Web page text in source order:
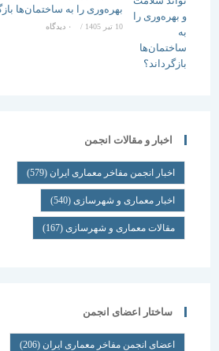
بهره‌وری را به ساختمان‌ها بازگرداند؟
/ ۰ دیدگاه
اخبار و مقالات انجمن
اخبار انجمن مفاخر معماری ایران (579)
اخبار معماری و شهرسازی(540)
مقالات معماری و شهرسازی(167)
ساختار اعضای انجمن
اعضای انجمن مفاخر معماری ایران (206)